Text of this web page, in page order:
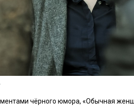
чёрного юмора, «Обычная